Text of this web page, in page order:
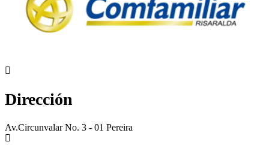
Dirección
Av.Circunvalar No. 3 - 01 Pereira